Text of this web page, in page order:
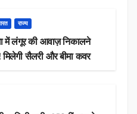
राज्य
में लंगूर की आवाज़ निकालने
मिलेगी सैलरी और बीमा कवर